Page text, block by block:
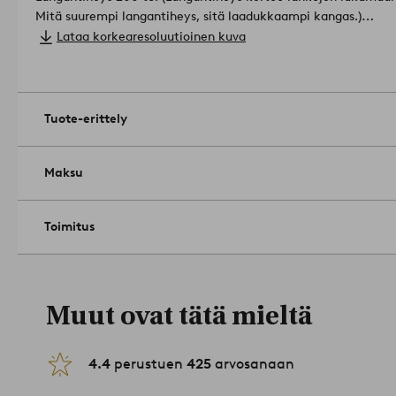
Mitä suurempi langantiheys, sitä laadukkaampi kangas.)
Tuote sisältää luomumateriaalia, joka tuotetaan ilman
muuntogeenisiä eliöitä (GMO). Tämä tarkoittaa
Koko: Pituus 200 cm. Kulma 21 cm.
Hoito-ohje: Pesu 60 asteessa. Kutistuu enintään 5%.
Lataa korkearesoluutioinen kuva
Tuote-erittely
Maksu
Toimitus
Muut ovat tätä mieltä
4.4 perustuen 425 arvosanaan